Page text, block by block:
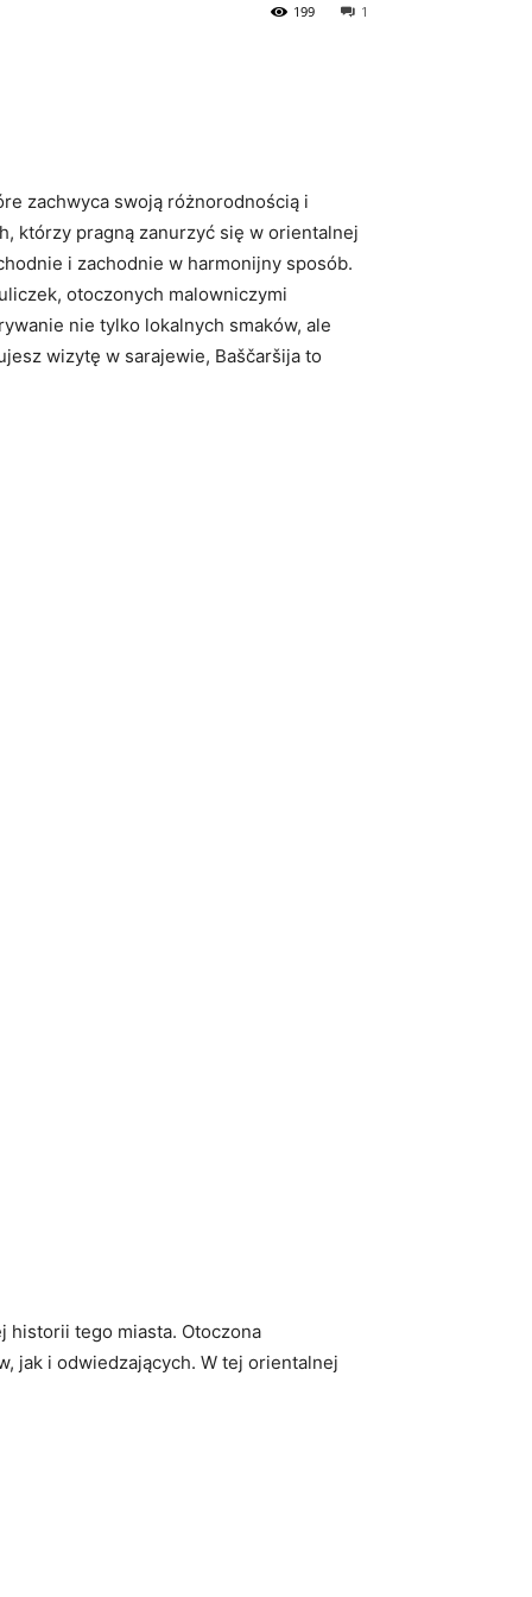
1
199
zachwyca⁢ swoją różnorodnością⁢ i​
którzy pragną zanurzyć się w orientalnej
i zachodnie w harmonijny sposób.
otoczonych ‍malowniczymi
nie⁣ tylko lokalnych smaków, ​ale
wizytę w‌ sarajewie, ⁢Baščaršija to
historii tego⁢ miasta. ⁣Otoczona
jak i⁣ odwiedzających. W tej orientalnej